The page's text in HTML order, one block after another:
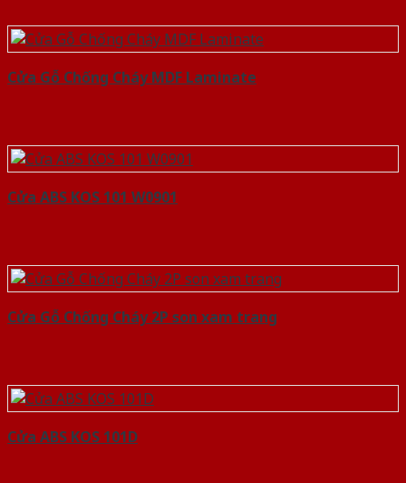
Cửa Gỗ Chống Cháy MDF Laminate
Cửa ABS KOS 101 W0901
Cửa Gỗ Chống Cháy 2P son xam trang
Cửa ABS KOS 101D